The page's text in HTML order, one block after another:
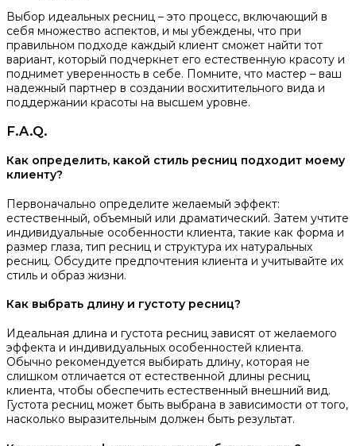
Выбор идеальных ресниц – это процесс, включающий в
себя множество аспектов, и мы убеждены, что при
правильном подходе каждый клиент сможет найти тот
вариант, который подчеркнет его естественную красоту и
поднимет уверенность в себе. Помните, что мастер – ваш
надежный партнер в создании восхитительного вида и
поддержании красоты на высшем уровне.
F.A.Q.
Как определить, какой стиль ресниц подходит моему
клиенту?
Первоначально определите желаемый эффект:
естественный, объемный или драматический. Затем учтите
индивидуальные особенности клиента, такие как форма и
размер глаза, тип ресниц и структура их натуральных
ресниц. Обсудите предпочтения клиента и учитывайте их
стиль и образ жизни.
Как выбрать длину и густоту ресниц?
Идеальная длина и густота ресниц зависят от желаемого
эффекта и индивидуальных особенностей клиента.
Обычно рекомендуется выбирать длину, которая не
слишком отличается от естественной длины ресниц
клиента, чтобы обеспечить естественный внешний вид.
Густота ресниц может быть выбрана в зависимости от того,
насколько выразительным должен быть результат.